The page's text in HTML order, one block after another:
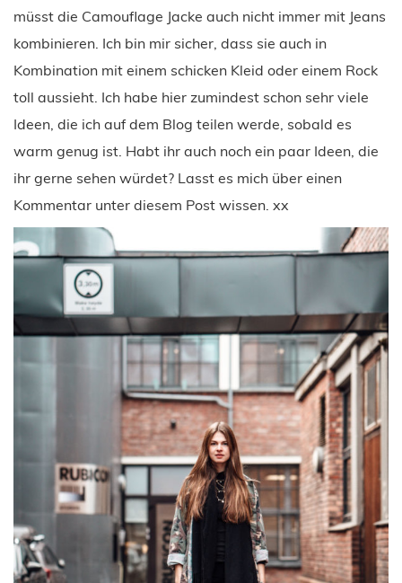
müsst die Camouflage Jacke auch nicht immer mit Jeans
kombinieren. Ich bin mir sicher, dass sie auch in
Kombination mit einem schicken Kleid oder einem Rock
toll aussieht. Ich habe hier zumindest schon sehr viele
Ideen, die ich auf dem Blog teilen werde, sobald es
warm genug ist. Habt ihr auch noch ein paar Ideen, die
ihr gerne sehen würdet? Lasst es mich über einen
Kommentar unter diesem Post wissen. xx